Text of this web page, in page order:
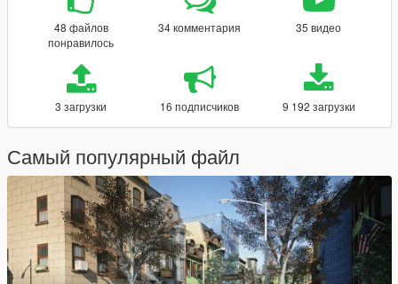
48 файлов
понравилось
34 комментария 35 видео
3 загрузки 16 подписчиков 9 192 загрузки
Самый популярный файл